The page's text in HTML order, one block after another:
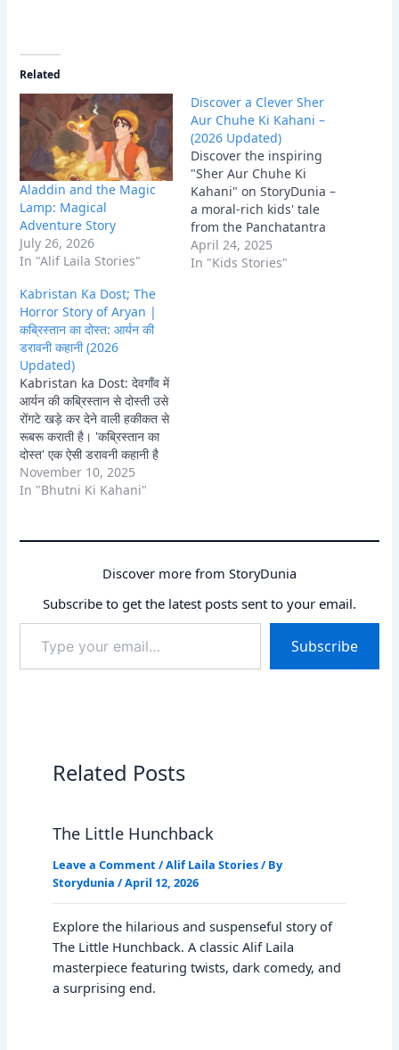
Related
Aladdin and the Magic
Lamp: Magical
Adventure Story
July 26, 2026
In "Alif Laila Stories"
Discover a Clever Sher
Aur Chuhe Ki Kahani –
(2026 Updated)
Discover the inspiring
"Sher Aur Chuhe Ki
Kahani" on StoryDunia –
a moral-rich kids' tale
from the Panchatantra
that teaches the value of
kindness, courage, and
April 24, 2025
In "Kids Stories"
Kabristan Ka Dost; The
Horror Story of Aryan |
कब्रिस्तान का दोस्त: आर्यन की
डरावनी कहानी (2026
Updated)
Kabristan ka Dost: देवगाँव में
आर्यन की कब्रिस्तान से दोस्ती उसे
रोंगटे खड़े कर देने वाली हकीकत से
रूबरू कराती है। 'कब्रिस्तान का
दोस्त' एक ऐसी डरावनी कहानी है
जहाँ रहस्य, डर और भूतिया साये
हर पल आपका पीछा करते हैं। क्या
November 10, 2025
In "Bhutni Ki Kahani"
Discover more from StoryDunia
Subscribe to get the latest posts sent to your email.
your
email…
Subscribe
Related Posts
The Little Hunchback
Leave a Comment /Alif Laila Stories/ By
Storydunia /April 12, 2026
Explore the hilarious and suspenseful story of
The Little Hunchback. A classic Alif Laila
masterpiece featuring twists, dark comedy, and
a surprising end.